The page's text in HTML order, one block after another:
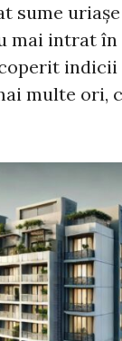
sume
mai intrat în
indicii
multe ori,